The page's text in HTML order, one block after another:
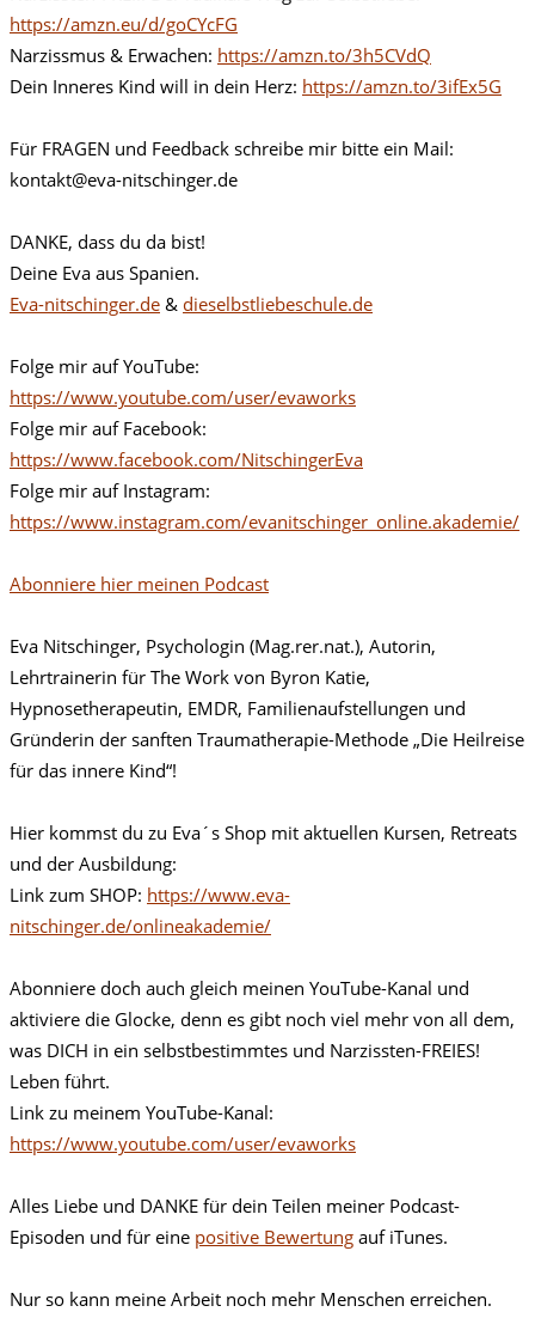
https://amzn.eu/d/goCYcFG
Narzissmus & Erwachen: https://amzn.to/3h5CVdQ
Dein Inneres Kind will in dein Herz: https://amzn.to/3ifEx5G
Für FRAGEN und Feedback schreibe mir bitte ein Mail:
kontakt@eva-nitschinger.de
DANKE, dass du da bist!
Deine Eva aus Spanien.
Eva-nitschinger.de & dieselbstliebeschule.de
Folge mir auf YouTube:
https://www.youtube.com/user/evaworks
Folge mir auf Facebook:
https://www.facebook.com/NitschingerEva
Folge mir auf Instagram:
https://www.instagram.com/evanitschinger_online.akademie/
Abonniere hier meinen Podcast
Eva Nitschinger, Psychologin (Mag.rer.nat.), Autorin,
Lehrtrainerin für The Work von Byron Katie,
Hypnosetherapeutin, EMDR, Familienaufstellungen und
Gründerin der sanften Traumatherapie-Methode „Die Heilreise
für das innere Kind“!
Hier kommst du zu Eva´s Shop mit aktuellen Kursen, Retreats
und der Ausbildung:
Link zum SHOP: https://www.eva-
nitschinger.de/onlineakademie/
Abonniere doch auch gleich meinen YouTube-Kanal und
aktiviere die Glocke, denn es gibt noch viel mehr von all dem,
was DICH in ein selbstbestimmtes und Narzissten-FREIES!
Leben führt.
Link zu meinem YouTube-Kanal:
https://www.youtube.com/user/evaworks
Alles Liebe und DANKE für dein Teilen meiner Podcast-
Episoden und für eine positive Bewertung auf iTunes.
Nur so kann meine Arbeit noch mehr Menschen erreichen.